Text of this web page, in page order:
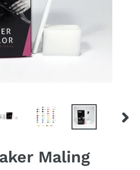
Maling